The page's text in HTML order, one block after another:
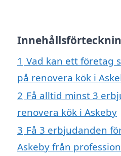
1 Vad kan ett företag
på renovera kök i
2 Få alltid minst 3
renovera kök i Askeby
3 Få 3 erbjudanden
Askeby från